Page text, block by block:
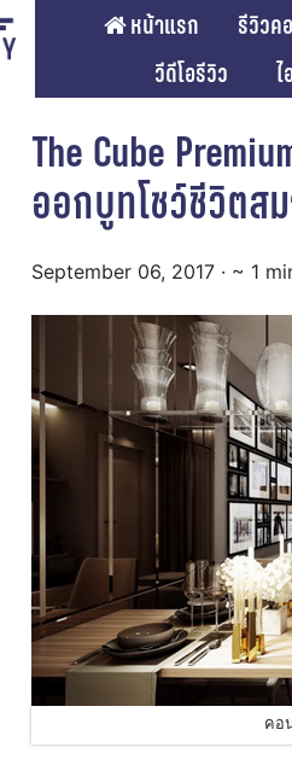
หน้าแรก รีวิวค
วีดีโอรีวิว
The Cube
ออกบูทโชว์ชีวิตส
September 06, 2017 · ~ 1
คอ